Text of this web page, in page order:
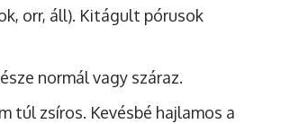
orr, áll). Kitágult pórusok
normál vagy száraz.
túl zsíros. Kevésbé hajlamos a